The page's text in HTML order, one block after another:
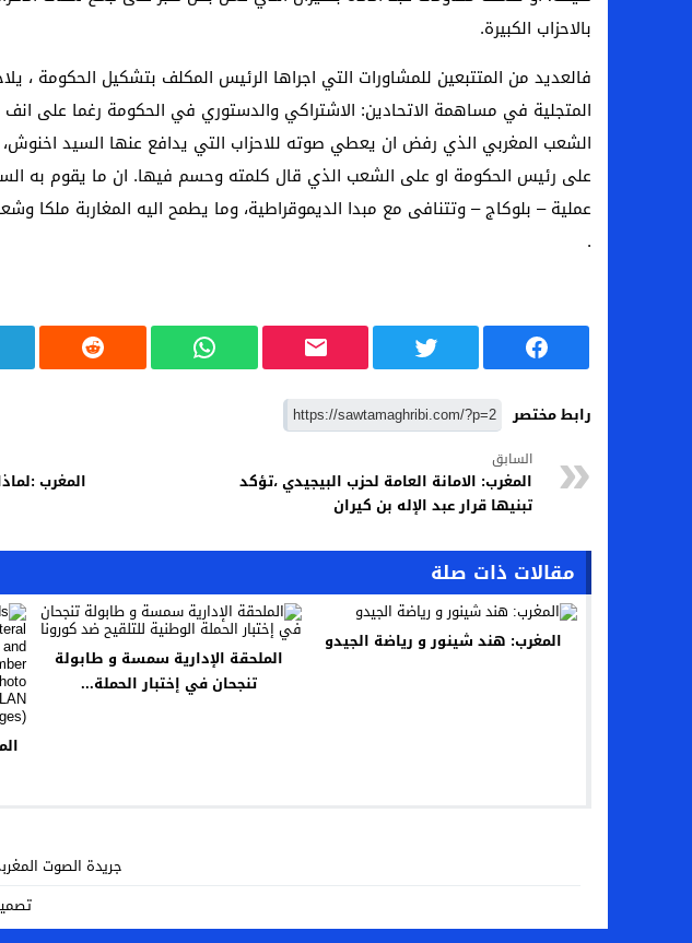
فلوريدا / الولايات المتحدة الامريكية: تنفيد حكم الإعدام الخامس في 2023
الاتحاد المغربي لجمعيات الاوراش ينتخب مكتبه التنفيذي الجديد
محل تجاري عربي إسلامي ببوسطن يستحق التشجيع
المغرب… إقصاء مراسل صحفي بأزيلال من مهرجان فنون الأطلس بسبب
بالاحزاب الكبيرة.
فالعديد من المتتبعين للمشاورات التي اجراها الرئيس المكلف بتشكيل الحكومة ،
المتجلية في مساهمة الاتحادين: الاشتراكي والدستوري في الحكومة رغما على
الشعب المغربي الذي رفض ان يعطي صوته للاحزاب التي يدافع عنها السيد اخنوش،
على رئيس الحكومة او على الشعب الذي قال كلمته وحسم فيها. ان ما يقوم به
عملية – بلوكاج – وتتنافى مع مبدا الديموقراطية، وما يطمح اليه المغاربة ملكا
.
رابط مختصر
السابق
المغرب: الامانة العامة لحزب البيجيدي ،تؤكد
تبنيها قرار عبد الإله بن كيران
المغرب
مقالات ذات صلة
المغرب: هند شينور و رياضة الجيدو
الملحقة الإدارية سمسة و طابولة
تنجحان في إختبار الحملة...
جريدة الصوت